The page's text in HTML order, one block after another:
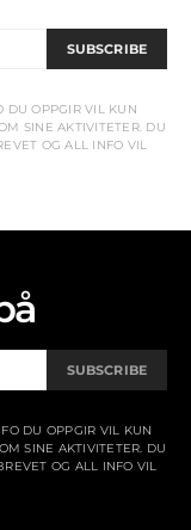
SUBSCRIBE
DU OPPGIR VIL KUN
SINE AKTIVITETER. DU
OG ALL INFO VIL
SUBSCRIBE
DU OPPGIR VIL KUN
SINE AKTIVITETER. DU
OG ALL INFO VIL